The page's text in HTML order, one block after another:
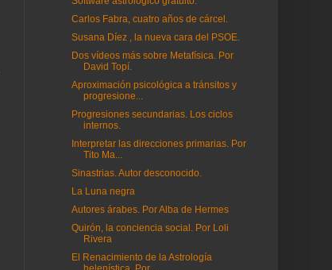
Carlos Fabra, cuatro años de cárcel.
Susana Díez , la nueva cara del PSOE.
Dos vídeos más sobre Metafísica. Por
David Topí.
Aproximación psicológica a tránsitos y
progresione...
Progresiones secundarias. Los ciclos
internos.
Interpretar las direcciones primarias. Por
Tito Ma...
Sinastrias. Autor desconocido.
La Luna negra
Autores árabes. Por Alba de Hermes
Quirón, la conciencia social. Por Loli
Rivera
El Renacimiento de la Astrología